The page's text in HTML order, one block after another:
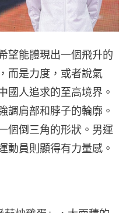
望能體現出一個飛升的
而是力度，或者說氣
國人追求的至高境界。
調肩部和脖子的輪廓。
個倒三角的形狀。男運
動員則顯得有力量感。